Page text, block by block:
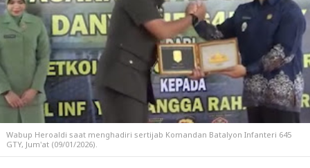
Wabup Heroaldi saat menghadiri sertijab Komandan Batalyon Infanteri 645
GTY, Jum'at (09/01/2026).